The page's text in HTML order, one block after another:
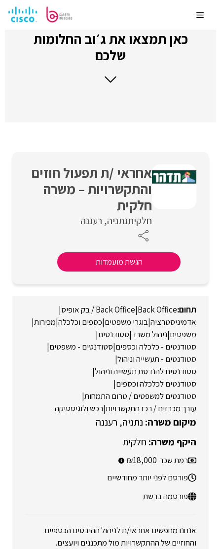
לתוכןMenu
כאן תמצאו את ג׳וב החלומות
שלכם
אחראי /ת תפעול חוזים
והתקשרויות – משרה
חלקית
חלקיתנתניה רעננה
הגשת מועמדות
Back Office
|Back Office / בק אופיס
|
אדמיניסטרציה|בוגרי משפטים|כספים וכלכלה|מכירות|
משפטים|ניהול משרד|סטודנטים|
סטודנטים - כלכלה וכספים|סטודנטים - משפטים|
סטודנטים - תעשייה וניהול|
סטודנטים להנדסת תעשייה וניהול|
סטודנטים לכלכלה וכספים|
סטודנטים למשפטים / טרום התמחות|
עורך מכרזים / רכז התקשרויות|רכש ולוגיסטיקה
נתניה רעננה
חלקית
רמת שכר 18,000
פורסם לפני יותר מחודשיים
פורסמה ברשת
אנחנו מחפשים אחראי/ת לניהול ההיבטים הכספיים
והחוזיים של ההתקשרויות מול מתכננים ויועצים.